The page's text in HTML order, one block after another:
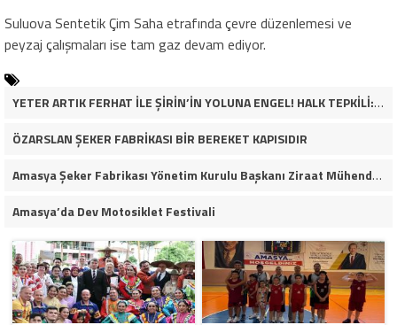
Suluova Sentetik Çim Saha etrafında çevre düzenlemesi ve
peyzaj çalışmaları ise tam gaz devam ediyor.
YETER ARTIK FERHAT İLE ŞİRİN’İN YOLUNA ENGEL! HALK TEPKİLİ: “YOLU KAPATMAK ÇÖZÜM DEĞİL, GÖREVİNİ YAP!”
ÖZARSLAN ŞEKER FABRİKASI BİR BEREKET KAPISIDIR
Amasya Şeker Fabrikası Yönetim Kurulu Başkanı Ziraat Mühendisi Ahmet ÖZARSLAN’ın Mevlid Kandili Mesajı
Amasya’da Dev Motosiklet Festivali